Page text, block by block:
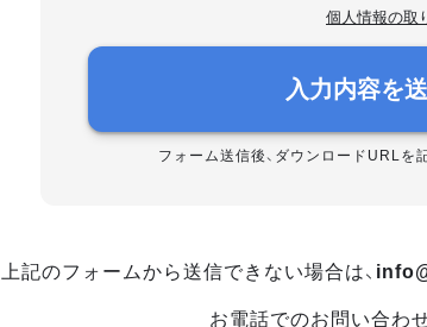
個人情報の取
入力内容を
フォーム送信後、ダウンロードURLを
上記のフォームから送信できない場合は、
お電話でのお問い合わ